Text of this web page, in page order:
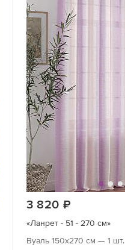
3 820
«Ланрет - 51 - 270 см»
Вуаль 150х270 см — 1 шт.